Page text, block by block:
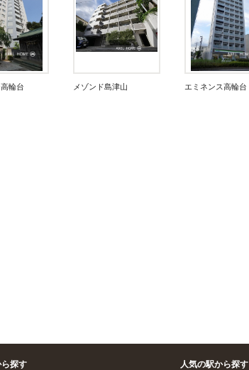
輪台 メゾンド島津山 エミネンス高輪台
探す 人気の駅から探す